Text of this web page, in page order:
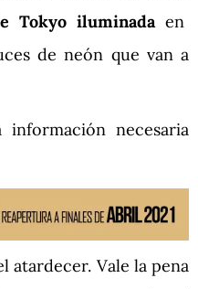
Tokyo iluminadaen
de neón que van a
necesaria
atardecer. Vale la pena